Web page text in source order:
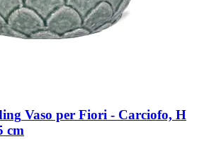
Vaso per Fiori -​ Carciofo, H
cm